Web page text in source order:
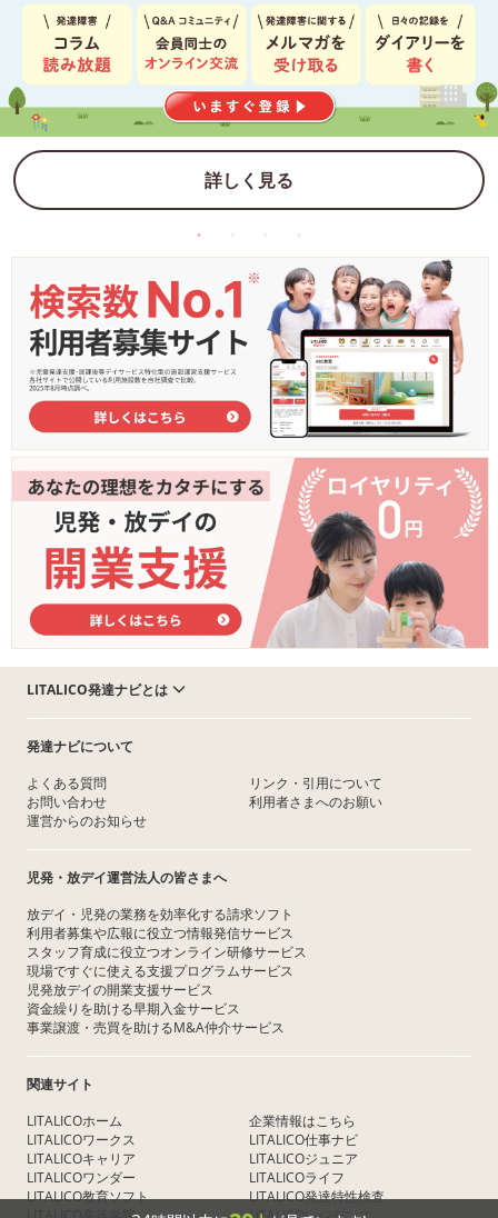
詳しく見る
LITALICO発達ナビとは
発達ナビについて
よくある質問
お問い合わせ
運営からのお知らせ
リンク・引用について
利用者さまへのお願い
児発・放デイ運営法人の皆さまへ
放デイ・児発の業務を効率化する請求ソフト
利用者募集や広報に役立つ情報発信サービス
スタッフ育成に役立つオンライン研修サービス
現場ですぐに使える支援プログラムサービス
児発放デイの開業支援サービス
資金繰りを助ける早期入金サービス
事業譲渡・売買を助けるM&A仲介サービス
関連サイト
LITALICOホーム
LITALICOワークス
LITALICOキャリア
LITALICOワンダー
LITALICO教育ソフト
企業情報はこちら
LITALICO仕事ナビ
LITALICOジュニア
LITALICOライフ
LITALICO発達特性検査